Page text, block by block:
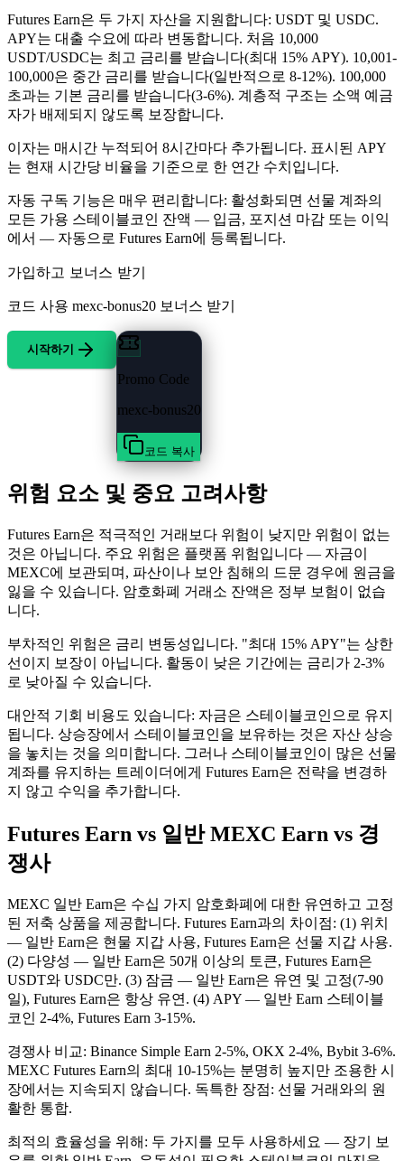
Futures Earn은 두 가지 자산을 지원합니다: USDT 및 USDC.
APY는 대출 수요에 따라 변동합니다. 처음 10,000
USDT/USDC는 최고 금리를 받습니다(최대 15% APY). 10,001-
100,000은 중간 금리를 받습니다(일반적으로 8-12%). 100,000
초과는 기본 금리를 받습니다(3-6%). 계층적 구조는 소액 예금
자가 배제되지 않도록 보장합니다.
이자는 매시간 누적되어 8시간마다 추가됩니다. 표시된 APY
는 현재 시간당 비율을 기준으로 한 연간 수치입니다.
자동 구독 기능은 매우 편리합니다: 활성화되면 선물 계좌의
모든 가용 스테이블코인 잔액 — 입금, 포지션 마감 또는 이익
에서 — 자동으로 Futures Earn에 등록됩니다.
가입하고 보너스 받기
코드 사용 mexc-bonus20 보너스 받기
시작하기
Promo Code
mexc-bonus20
코드 복사
위험 요소 및 중요 고려사항
Futures Earn은 적극적인 거래보다 위험이 낮지만 위험이 없는
것은 아닙니다. 주요 위험은 플랫폼 위험입니다 — 자금이
MEXC에 보관되며, 파산이나 보안 침해의 드문 경우에 원금을
잃을 수 있습니다. 암호화폐 거래소 잔액은 정부 보험이 없습
니다.
부차적인 위험은 금리 변동성입니다. "최대 15% APY"는 상한
선이지 보장이 아닙니다. 활동이 낮은 기간에는 금리가 2-3%
로 낮아질 수 있습니다.
대안적 기회 비용도 있습니다: 자금은 스테이블코인으로 유지
됩니다. 상승장에서 스테이블코인을 보유하는 것은 자산 상승
을 놓치는 것을 의미합니다. 그러나 스테이블코인이 많은 선물
계좌를 유지하는 트레이더에게 Futures Earn은 전략을 변경하
지 않고 수익을 추가합니다.
Futures Earn vs 일반 MEXC Earn vs 경
쟁사
MEXC 일반 Earn은 수십 가지 암호화폐에 대한 유연하고 고정
된 저축 상품을 제공합니다. Futures Earn과의 차이점: (1) 위치
— 일반 Earn은 현물 지갑 사용, Futures Earn은 선물 지갑 사용.
(2) 다양성 — 일반 Earn은 50개 이상의 토큰, Futures Earn은
USDT와 USDC만. (3) 잠금 — 일반 Earn은 유연 및 고정(7-90
일), Futures Earn은 항상 유연. (4) APY — 일반 Earn 스테이블
코인 2-4%, Futures Earn 3-15%.
경쟁사 비교: Binance Simple Earn 2-5%, OKX 2-4%, Bybit 3-6%.
MEXC Futures Earn의 최대 10-15%는 분명히 높지만 조용한 시
장에서는 지속되지 않습니다. 독특한 장점: 선물 거래와의 원
활한 통합.
최적의 효율성을 위해: 두 가지를 모두 사용하세요 — 장기 보